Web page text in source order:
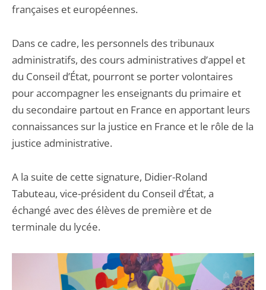
françaises et européennes.
Dans ce cadre, les personnels des tribunaux
administratifs, des cours administratives d’appel et
du Conseil d’État, pourront se porter volontaires
pour accompagner les enseignants du primaire et
du secondaire partout en France en apportant leurs
connaissances sur la justice en France et le rôle de la
justice administrative.
A la suite de cette signature, Didier-Roland
Tabuteau, vice-président du Conseil d’État, a
échangé avec des élèves de première et de
terminale du lycée.